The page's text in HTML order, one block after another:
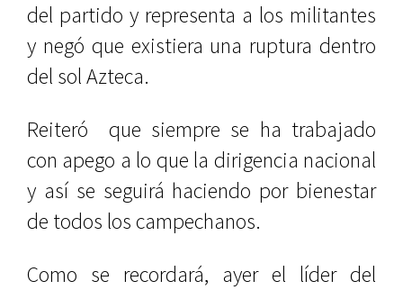
del partido y representa a los militantes
y negó que existiera una ruptura dentro
del sol Azteca.
Reiteró
que siempre se ha trabajado
con apego a lo que la dirigencia nacional
y así se seguirá haciendo por bienestar
de todos los campechanos.
Como se recordará, ayer el líder del